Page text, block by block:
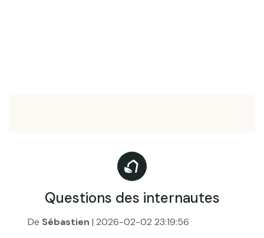
Questions des internautes
De Sébastien | 2026-02-02 23:19:56